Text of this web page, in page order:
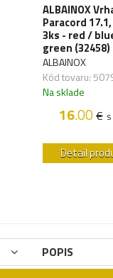
ALBAINOX
Paracord
3ks - red /
green (32458)
ALBAINOX
Kód tovaru:
Na sklade
16.00€
Detail
POPIS